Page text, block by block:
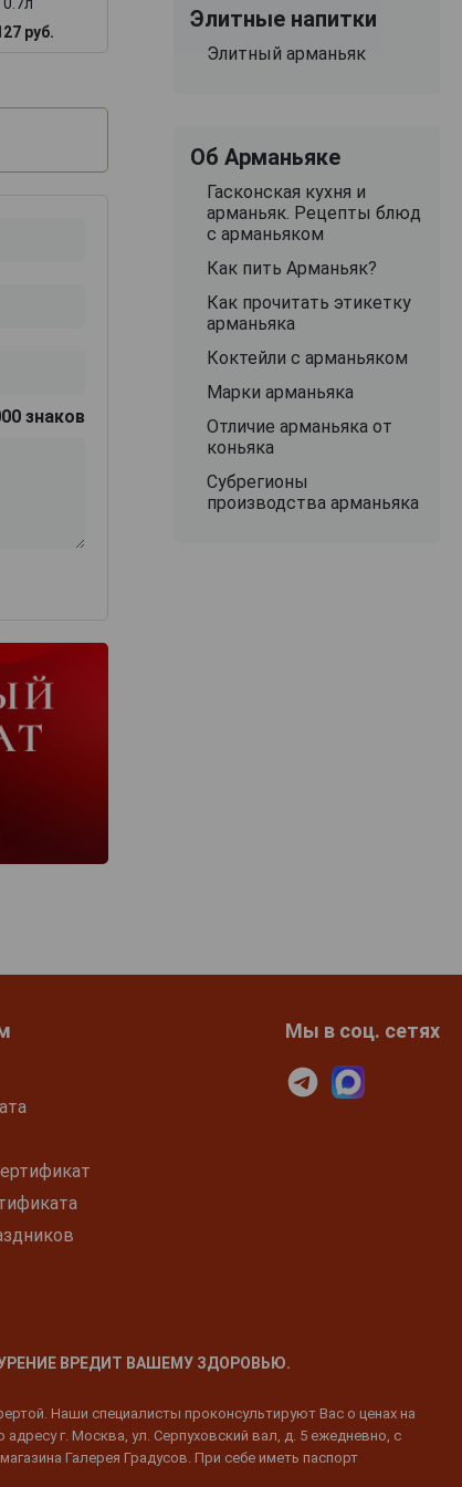
руб.
7 955 руб. 9 800 руб.
знаков
Элитные напитки
Элитный арманьяк
Об Арманьяке
Гасконская кухня и
арманьяк. Рецепты блюд
с арманьяком
Как пить Арманьяк?
Как прочитать этикетку
арманьяка
Коктейли с арманьяком
Марки арманьяка
Отличие арманьяка от
коньяка
Субрегионы
производства арманьяка
Мы в соц. сетях
ВРЕДИТ ВАШЕМУ ЗДОРОВЬЮ.
Наши специалисты проконсультируют Вас о ценах на
г. Москва, ул. Серпуховский вал, д. 5 ежедневно, с
Галерея Градусов. При себе иметь паспорт